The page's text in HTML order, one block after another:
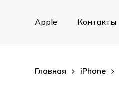
Apple Контакты
Главная iPhone